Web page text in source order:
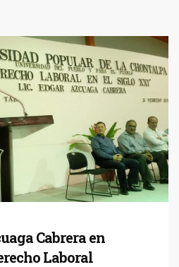
Cabrera en
Laboral